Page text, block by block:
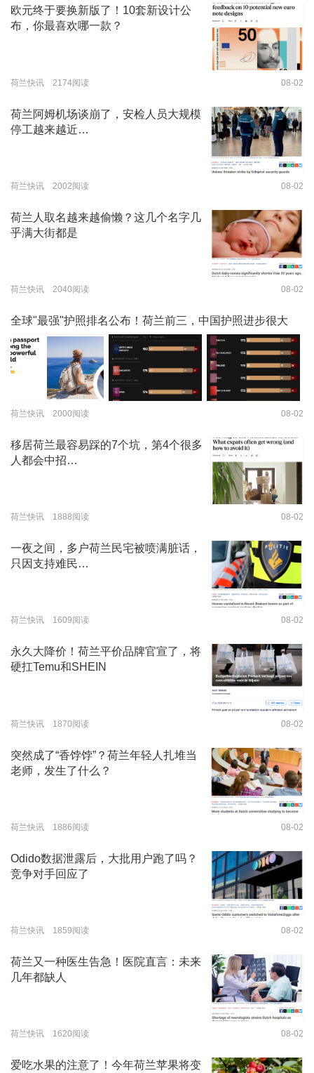
欧元终于要换新版了！10套新设计公
布，你最喜欢哪一款？
荷兰快讯 2174阅读 08-02
荷兰阿姆机场谈崩了，安检人员大规模
停工越来越近…
荷兰快讯 2002阅读 08-02
荷兰人取名越来越偷懒？这几个名字几
乎满大街都是
荷兰快讯 2040阅读 08-02
全球"最强"护照排名公布！荷兰前三，中国护照进步很大
荷兰快讯 2000阅读 08-02
移居荷兰最容易踩的7个坑，第4个很多
人都会中招…
荷兰快讯 1888阅读 08-02
一夜之间，多户荷兰民宅被喷满脏话，
只因支持难民…
荷兰快讯 1609阅读 08-02
永久大降价！荷兰平价品牌官宣了，将
硬扛Temu和SHEIN
荷兰快讯 1870阅读 08-02
突然成了“香饽饽”？荷兰年轻人扎堆当
老师，发生了什么？
荷兰快讯 1886阅读 08-02
Odido数据泄露后，大批用户跑了吗？
竞争对手回应了
荷兰快讯 1859阅读 08-02
荷兰又一种医生告急！医院直言：未来
几年都缺人
荷兰快讯 1620阅读 08-02
爱吃水果的注意了！今年荷兰苹果将变